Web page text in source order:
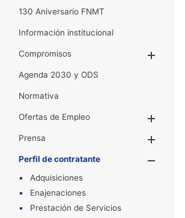
130 Aniversario FNMT
Información institucional
Compromisos
Agenda 2030 y ODS
Normativa
Ofertas de Empleo
Prensa
Perfil de contratante
Adquisiciones
Enajenaciones
Prestación de Servicios